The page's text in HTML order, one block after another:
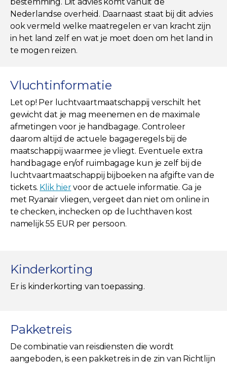
Nederlandse overheid. Daarnaast staat bij dit advies
ook vermeld welke maatregelen er van kracht zijn
in het land zelf en wat je moet doen om het land in
te mogen reizen.
Vluchtinformatie
Let op! Per luchtvaartmaatschappij verschilt het
gewicht dat je mag meenemen en de maximale
afmetingen voor je handbagage. Controleer
daarom altijd de actuele bagageregels bij de
maatschappij waarmee je vliegt. Eventuele extra
handbagage en/of ruimbagage kun je zelf bij de
luchtvaartmaatschappij bijboeken na afgifte van de
tickets. Klik hiervoor de actuele informatie. Ga je
met Ryanair vliegen, vergeet dan niet om online in
te checken, inchecken op de luchthaven kost
namelijk 55 EUR per persoon.
Kinderkorting
Er is kinderkorting van toepassing.
Pakketreis
De combinatie van reisdiensten die wordt
aangeboden, is een pakketreis in de zin van Richtlijn